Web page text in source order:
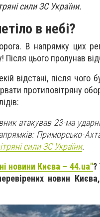
сили ЗС України.
в небі?
В напрямку цих
цього пролунав
відстані, після чого
протиповітряну
атакував 23-ма
Приморсько-
сили ЗС України.
новини Києва – 44.ua"?
новин